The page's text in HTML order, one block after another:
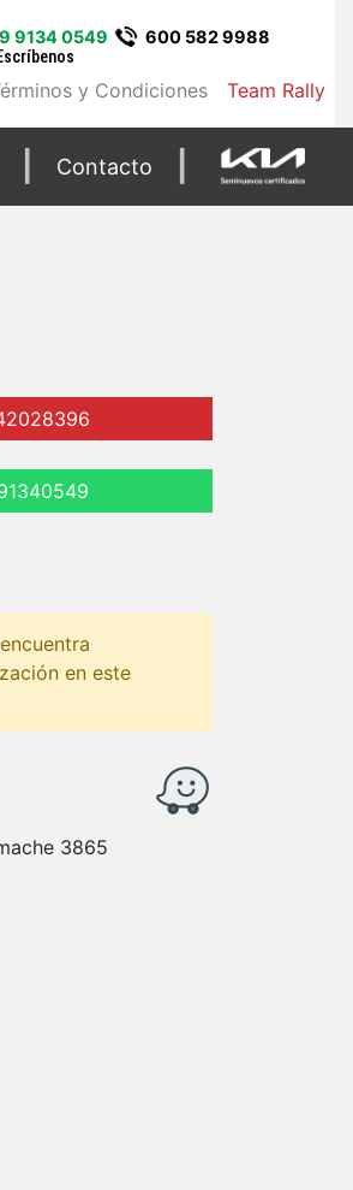
9134 0549
600 582 9988
y Condiciones Team Rally
Contacto
en este
3865